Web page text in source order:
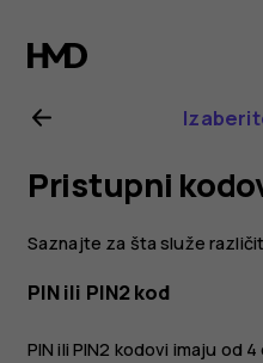
Nokia
8.1
za
korisnika
Pristupni
Saznajte za šta služe
PIN ili PIN2 kod
PIN ili PIN2 kodovi imaju od